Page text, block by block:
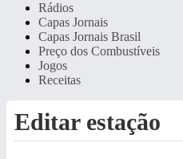
Rádios
Capas Jornais
Capas Jornais Brasil
Preço dos Combustíveis
Jogos
Receitas
Editar estação